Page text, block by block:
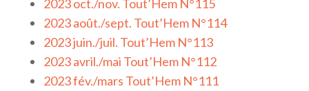
2023 oct./nov. Tout’Hem N°115
2023 août./sept. Tout’Hem N°114
2023 juin./juil. Tout’Hem N°113
2023 avril./mai Tout’Hem N°112
2023 fév./mars Tout’Hem N°111